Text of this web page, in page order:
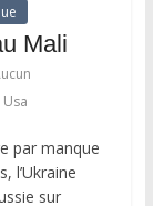
Mali
Usa
par manque
l’Ukraine
sur